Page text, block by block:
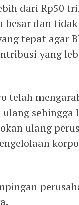
dari Rp50
dan tidak
tepat agar
yang
telah
sehingga
ulang